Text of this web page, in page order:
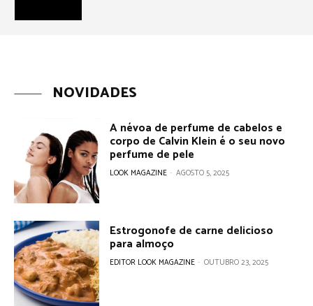
NOVIDADES
A névoa de perfume de cabelos e
corpo de Calvin Klein é o seu novo
perfume de pele
LOOK MAGAZINE - AGOSTO 5, 2025
Estrogonofe de carne delicioso
para almoço
EDITOR LOOK MAGAZINE - OUTUBRO 23, 2025